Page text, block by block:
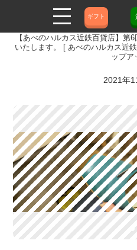
ギフト
【あべのハルカス近鉄百貨店】第
いたします。 [ あべのハルカス近
ップア
2021年